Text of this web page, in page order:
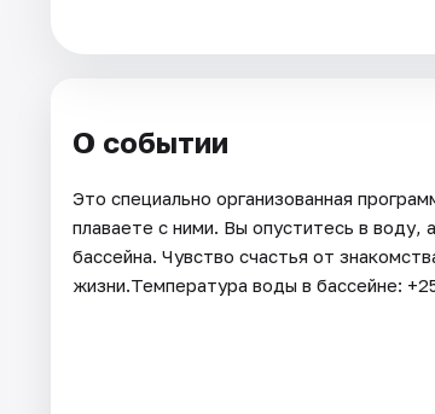
О событии
Это специально организованная
плаваете с ними. Вы опуститесь в воду,
бассейна. Чувство счастья от
жизни.Температура воды в бассейне: